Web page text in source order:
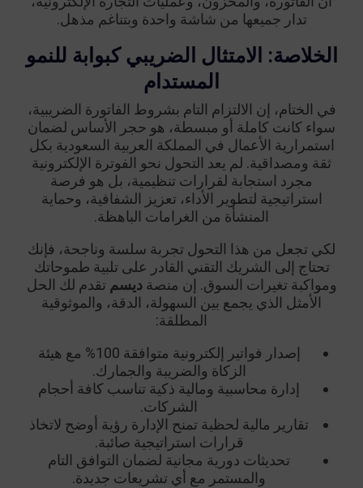
تدار جميعها من شاشة واحدة وبتناغم مذهل.
الخلاصة: الامتثال الضريبي كبوابة للنمو
المستدام
في الختام، إن الالتزام التام بشروط الفاتورة الضريبية،
سواء كانت كاملة أو مبسطة، هو حجر الأساس لضمان
استمرارية الأعمال في المملكة العربية السعودية بكل
ثقة ومصداقية. لم يعد التحول نحو الفوترة الإلكترونية
مجرد استجابة لقرارات تنظيمية، بل هو فرصة
استراتيجية لتطوير الأداء، تعزيز الشفافية، وحماية
المنشأة من الغرامات الباهظة.
لكي تجعل من هذا التحول تجربة سلسة وناجحة، فإنك
تحتاج إلى الشريك التقني القادر على تلبية طموحاتك
ومواكبة تغيرات السوق. إن منصةديسم تقدم لك الحل
الأمثل الذي يجمع بين السهولة، الدقة، والموثوقية
المطلقة:
إصدار فواتير إلكترونية متوافقة 100% مع هيئة
الزكاة والضريبة والجمارك.
إدارة محاسبية ومالية ذكية تناسب كافة أحجام
الشركات.
تقارير مالية لحظية تمنح الإدارة رؤية أوضح لاتخاذ
قرارات استراتيجية صائبة.
تحديثات دورية مجانية لضمان التوافق التام
والمستمر مع أي تشريعات جديدة.